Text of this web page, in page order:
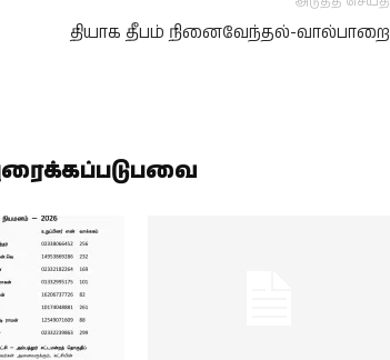
தியாக தீபம் நினைவேந்தல்-வால்பாறை